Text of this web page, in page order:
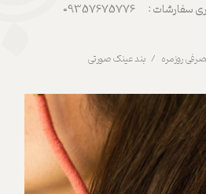
: 09357675776
روزمره بند عینک صورتی